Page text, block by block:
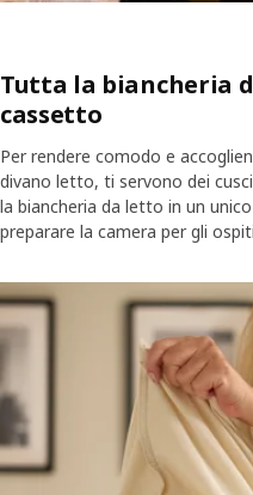
Tutta la biancheria
cassetto
Per rendere comodo e
divano letto, ti servono dei
la biancheria da letto in un
preparare la camera per gli